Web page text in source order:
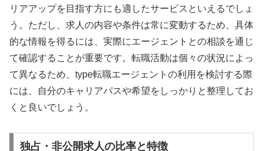
リアアップを目指す方にも適したサービスといえるでしょ
う。ただし、求人の内容や条件は常に変動するため、具体
的な情報を得るには、実際にエージェントとの相談を通じ
て確認することが重要です。転職活動は個々の状況によっ
て異なるため、type転職エージェントの利用を検討する際
には、自分のキャリアパスや希望をしっかりと整理してお
くと良いでしょう。
独占・非公開求人の比率と特徴